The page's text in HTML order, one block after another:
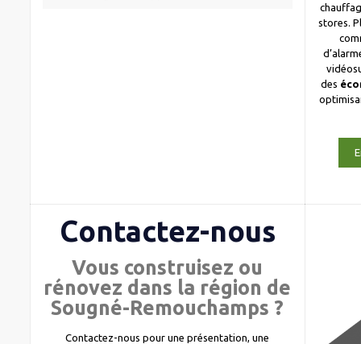
stores.
des
Contactez-nous
Vous construisez ou
rénovez dans la région de
Sougné-Remouchamps ?
Contactez-nous pour une présentation, une